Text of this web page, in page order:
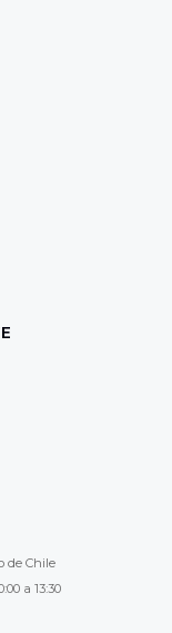
de Chile
a 13:30